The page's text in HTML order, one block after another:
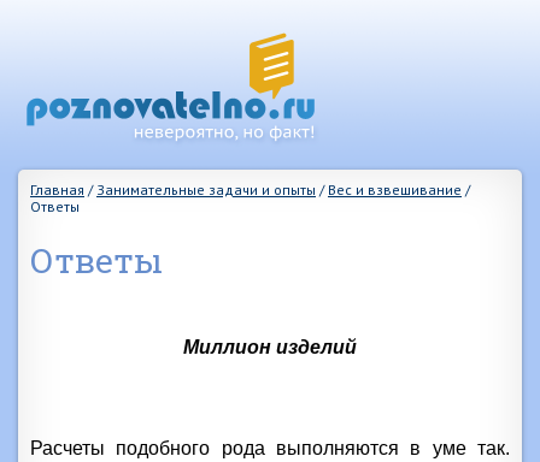
Главная / Занимательные задачи и опыты / Вес и взвешивание /
Ответы
Ответы
Миллион изделий
Расчеты подобного рода выполняются в уме так.